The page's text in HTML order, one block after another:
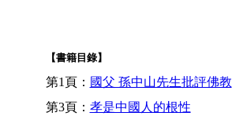
【書籍目錄】
第1頁： 國父 孫中山先生批評佛教
第3頁： 孝是中國人的根性